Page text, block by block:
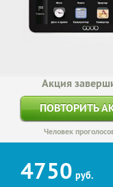
Акция
ПОВТОРИТЬ
Человек
4750 руб.